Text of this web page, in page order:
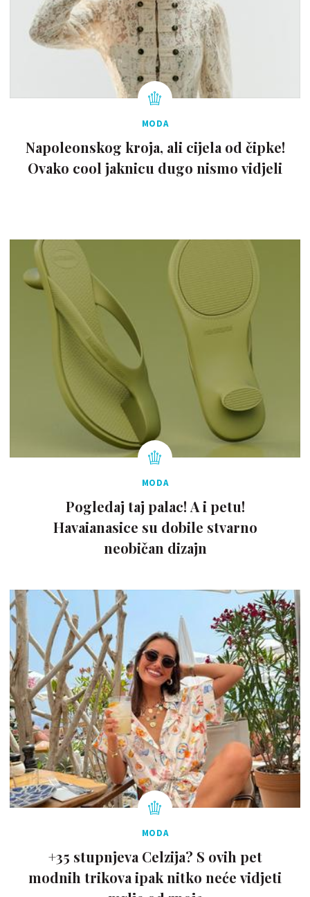
MODA
Napoleonskog kroja, ali cijela od čipke!
Ovako cool jaknicu dugo nismo vidjeli
MODA
Pogledaj taj palac! A i petu!
Havaianasice su dobile stvarno
neobičan dizajn
MODA
+35 stupnjeva Celzija? S ovih pet
modnih trikova ipak nitko neće vidjeti